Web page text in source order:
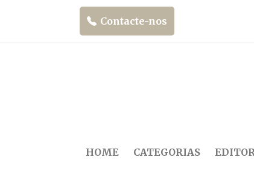
Contacte-nos
HOME CATEGORIAS